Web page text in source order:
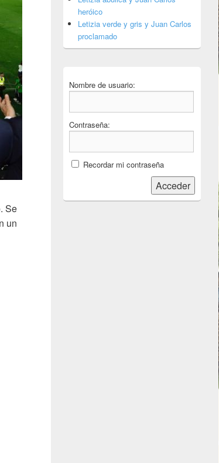
Se
un
heróico
Letizia verde y gris y Juan Carlos
proclamado
Nombre de usuario:
Contraseña:
Recordar mi contraseña
Acceder